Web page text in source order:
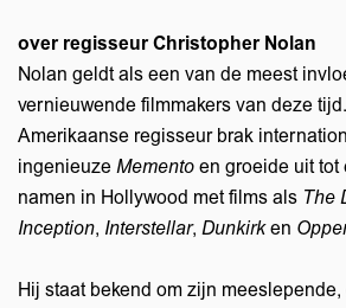
over regisseur Christopher Nolan
Nolan geldt als een van de meest
vernieuwende filmmakers van deze
Amerikaanse regisseur brak
ingenieuze Memento en groeide uit tot
namen in Hollywood met films als The
Inception, Interstellar, Dunkirken
Hij staat bekend om zijn